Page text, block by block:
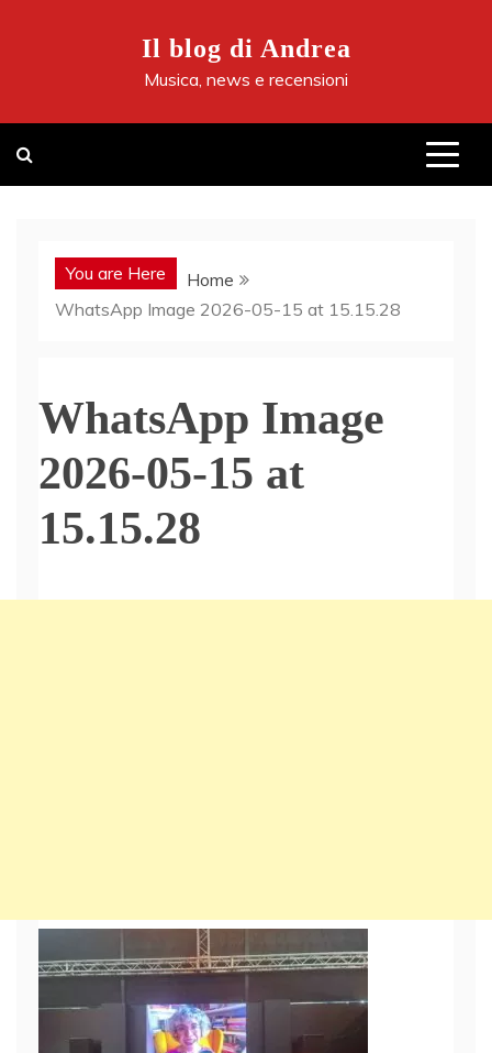
Il blog di Andrea
Musica, news e recensioni
You are Here
Home
WhatsApp Image 2026-05-15 at 15.15.28
WhatsApp Image
2026-05-15 at
15.15.28